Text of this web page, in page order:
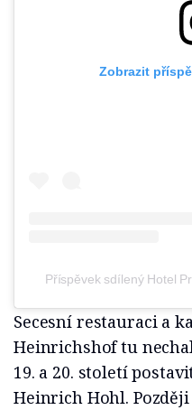
Zobrazit
Příspěvek sdílený Hotel
Secesní restauraci a
Heinrichshof tu
19. a 20. století
Heinrich Hohl.